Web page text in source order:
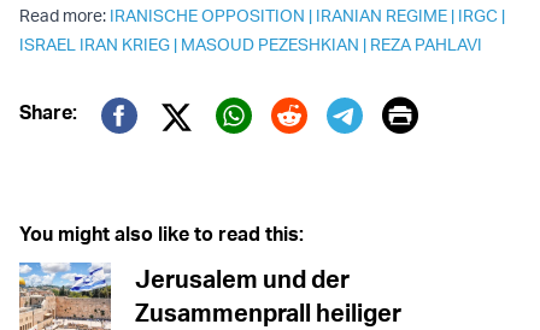
Read more: IRANISCHE OPPOSITION | IRANIAN REGIME | IRGC |
ISRAEL IRAN KRIEG | MASOUD PEZESHKIAN | REZA PAHLAVI
Share:
Twitter (X)
Print
You might also like to read this:
Jerusalem und der
Zusammenprall heiliger